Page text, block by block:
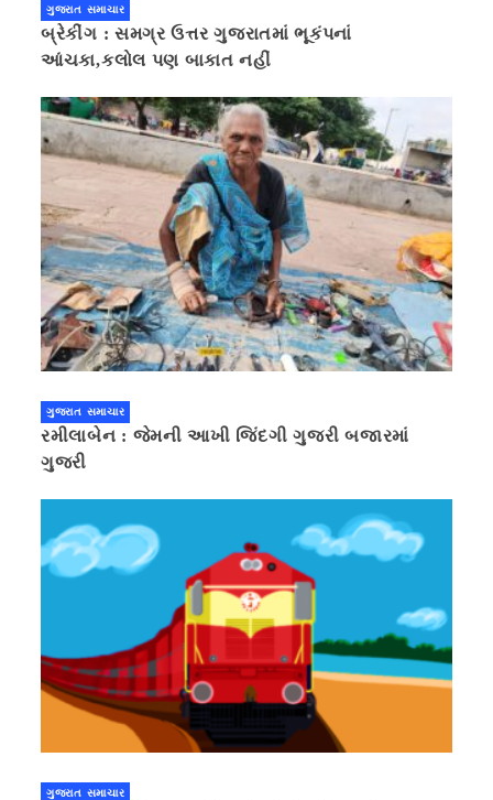
ગુજરાત સમાચાર
બ્રેકીંગ : સમગ્ર ઉત્તર ગુજરાતમાં ભૂકંપનાં
આંચકા,કલોલ પણ બાકાત નહીં
ગુજરાત સમાચાર
રમીલાબેન : જેમની આખી જિંદગી ગુજરી બજારમાં
ગુજરી
ગુજરાત સમાચાર